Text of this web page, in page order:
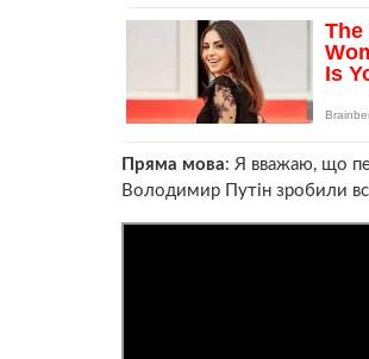
Пряма мова: Я вважаю, що
Володимир Путін зробили